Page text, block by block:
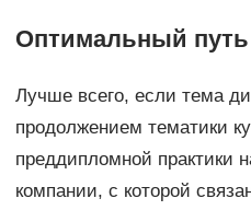
Оптимальный путь
Лучше всего, если тема
продолжением тематики
преддипломной практики
компании, с которой